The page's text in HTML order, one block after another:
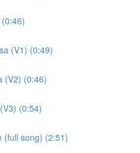
(V1) (0:49)
(V2) (0:46)
(0:54)
(full song) (2:51)